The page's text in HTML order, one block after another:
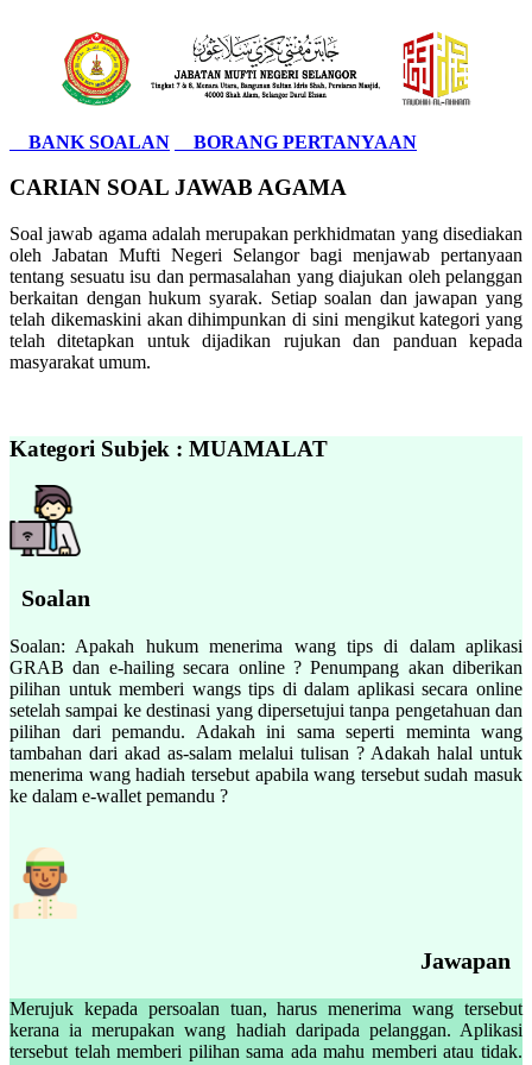
BANK SOALAN BORANG PERTANYAAN
CARIAN SOAL JAWAB AGAMA
Soal jawab agama adalah merupakan perkhidmatan yang disediakan
oleh Jabatan Mufti Negeri Selangor bagi menjawab pertanyaan
tentang sesuatu isu dan permasalahan yang diajukan oleh pelanggan
berkaitan dengan hukum syarak. Setiap soalan dan jawapan yang
telah dikemaskini akan dihimpunkan di sini mengikut kategori yang
telah ditetapkan untuk dijadikan rujukan dan panduan kepada
masyarakat umum.
Kategori Subjek : MUAMALAT
Soalan
Soalan: Apakah hukum menerima wang tips di dalam aplikasi
GRAB dan e-hailing secara online ? Penumpang akan diberikan
pilihan untuk memberi wangs tips di dalam aplikasi secara online
setelah sampai ke destinasi yang dipersetujui tanpa pengetahuan dan
pilihan dari pemandu. Adakah ini sama seperti meminta wang
tambahan dari akad as-salam melalui tulisan ? Adakah halal untuk
menerima wang hadiah tersebut apabila wang tersebut sudah masuk
ke dalam e-wallet pemandu ?
Jawapan
Merujuk kepada persoalan tuan, harus menerima wang tersebut
kerana ia merupakan wang hadiah daripada pelanggan. Aplikasi
tersebut telah memberi pilihan sama ada mahu memberi atau tidak.